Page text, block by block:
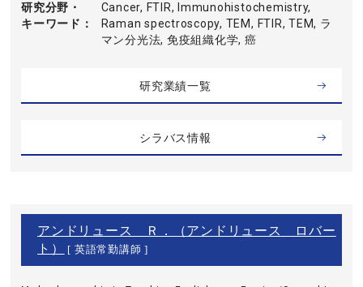
研究分野・
キーワード
Cancer, FTIR, Immunohistochemistry,
Raman spectroscopy, TEM, FTIR, TEM, ラ
マン分光法, 免疫組織化学, 癌
研究業績一覧
シラバス情報
アンドリュース Ｒ．（アンドリュース ロバー
ト）
[ 英語常勤講師 ]